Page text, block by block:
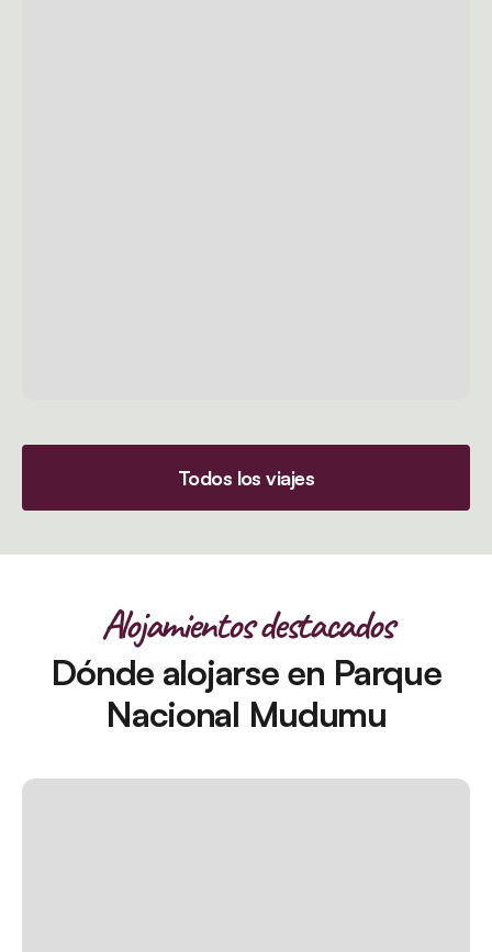
Todos los viajes
Alojamientos destacados
Dónde alojarse en Parque
Nacional Mudumu